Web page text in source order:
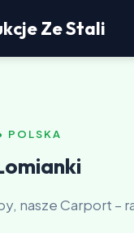
Ze Stali
POLSKA
nasze Carport –